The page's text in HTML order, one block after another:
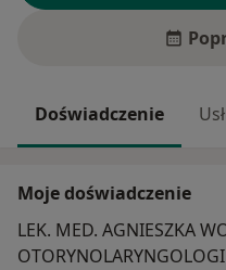
Doświadczenie
Moje doświadczenie
LEK. MED. AGNIESZKA
OTORYNOLARYNGOLOGI